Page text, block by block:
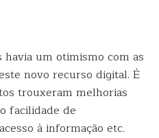
um otimismo com as
novo recurso digital. É
trouxeram melhorias
facilidade de
à informação etc.